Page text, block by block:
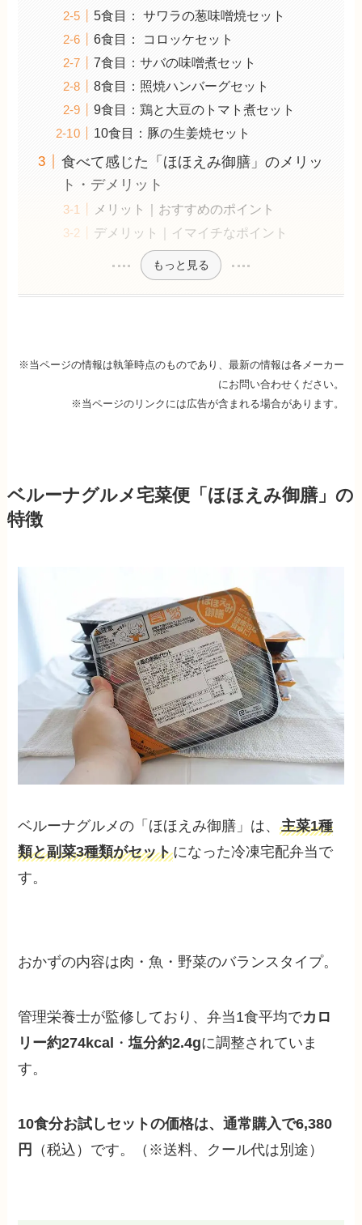
5食目： サワラの葱味噌焼セット
6食目： コロッケセット
7食目：サバの味噌煮セット
8食目：照焼ハンバーグセット
9食目：鶏と大豆のトマト煮セット
10食目：豚の生姜焼セット
食べて感じた「ほほえみ御膳」のメリッ
ト・デメリット
メリット｜おすすめのポイント
デメリット｜イマイチなポイント
もっと見る
※当ページの情報は執筆時点のものであり、最新の情報は各メーカー
にお問い合わせください。
※当ページのリンクには広告が含まれる場合があります。
ベルーナグルメ宅菜便「ほほえみ御膳」の
特徴
ベルーナグルメの「ほほえみ御膳」は、主菜1種
類と副菜3種類がセットになった冷凍宅配弁当で
す。
おかずの内容は肉・魚・野菜のバランスタイプ。
管理栄養士が監修しており、弁当1食平均でカロ
リー約274kcal ・塩分約2.4gに調整されていま
す。
10食分お試しセットの価格は、通常購入で6,380
円
（税込）です。（※送料、クール代は別途）